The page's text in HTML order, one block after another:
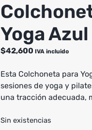
Yoga Azul
$42,600 IVA incluido
Esta Colchoneta para
sesiones de yoga y
una tracción adecuada,
Sin existencias